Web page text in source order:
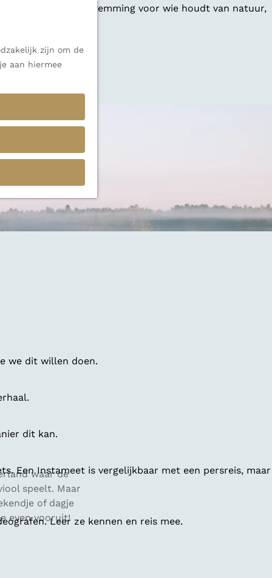
zijn om de
aan hiermee
veelzijdige bestemming voor wie houdt van natuur,
we dit willen doen.
dit kan.
Een Instameet is vergelijkbaar met een persreis, maar
Leer ze kennen en reis mee.
waar de
speelt. Maar
of dagje
even vooruit!